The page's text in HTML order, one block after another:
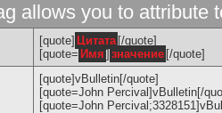
allows you to attribute
[quote] Цитата [/quote]
[quote= Имя ] значение [/quote]
[quote]vBulletin[/quote]
[quote=John Percival]vBulletin[/
[quote=John